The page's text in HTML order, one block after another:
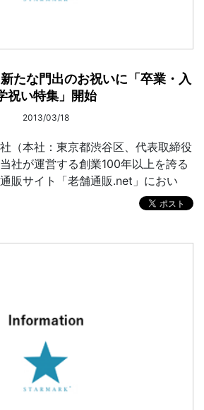
たな門出のお祝いに「卒業・入
祝い特集」開始
2013/03/18
（本社：東京都渋谷区、代表取締役
社が運営する創業100年以上を誇る
販サイト「老舗通販.net」におい